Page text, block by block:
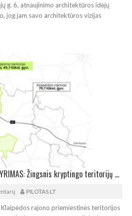
g. 6, atnaujinimo architektūros idėjų
jog jam savo architektūros vizijas
KLAIPĖDOS PRIEMIESČIŲ TYRIMAS: Žingsnis kryptingo teritorijų planavimo link
PILOTAS.LT
rajono priemiestinės teritorijos